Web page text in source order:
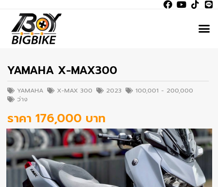
YAMAHA X-MAX300
YAMAHA X-MAX 300 2023
100,001 - 200,000
ว่าง
ราคา 176,000 บาท